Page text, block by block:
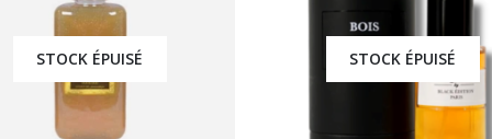
STOCK ÉPUISÉ STOCK ÉPUISÉ